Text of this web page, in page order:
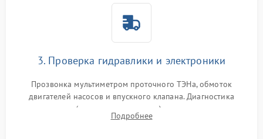
3. Проверка гидравлики и электроники
Прозвонка мультиметром проточного ТЭНа, обмоток
двигателей насосов и впускного клапана. Диагностика
прессостата (датчика уровня воды), датчика мутности,
концевика дверцы и электронного модуля управления.
Подробнее